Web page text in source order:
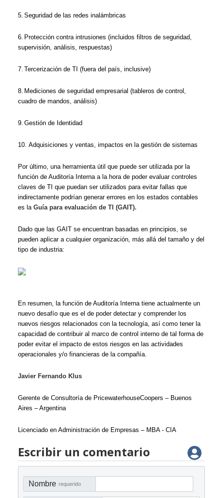
5. Seguridad de las redes inalámbricas
6. Protección contra intrusiones (incluidos filtros de seguridad,
supervisión, análisis, respuestas)
7. Tercerización de TI (fuera del país, inclusive)
8. Mediciones de seguridad empresarial (tableros de control,
cuadro de mandos, análisis)
9. Gestión de Identidad
10. Adquisiciones y ventas, impactos en la gestión de sistemas
Por último, una herramienta útil que puede ser utilizada por la
función de Auditoría Interna a la hora de poder evaluar controles
claves de TI que puedan ser utilizados para evitar fallas que
indirectamente podrían generar errores en los estados contables
es la Guía para evaluación de TI (GAIT).
Dado que las GAIT se encuentran basadas en principios, se
pueden aplicar a cualquier organización, más allá del tamaño y del
tipo de industria:
En resumen, la función de Auditoría Interna tiene actualmente un
nuevo desafío que es el de poder detectar y comprender los
nuevos riesgos relacionados con la tecnología, así como tener la
capacidad de contribuir al marco de control interno de tal forma de
poder evitar el impacto de estos riesgos en las actividades
operacionales y/o financieras de la compañía.
Javier Fernando Klus
Gerente de Consultoría de PricewaterhouseCoopers – Buenos
Aires – Argentina
Licenciado en Administración de Empresas – MBA - CIA
Escribir un comentario
Nombre requerido